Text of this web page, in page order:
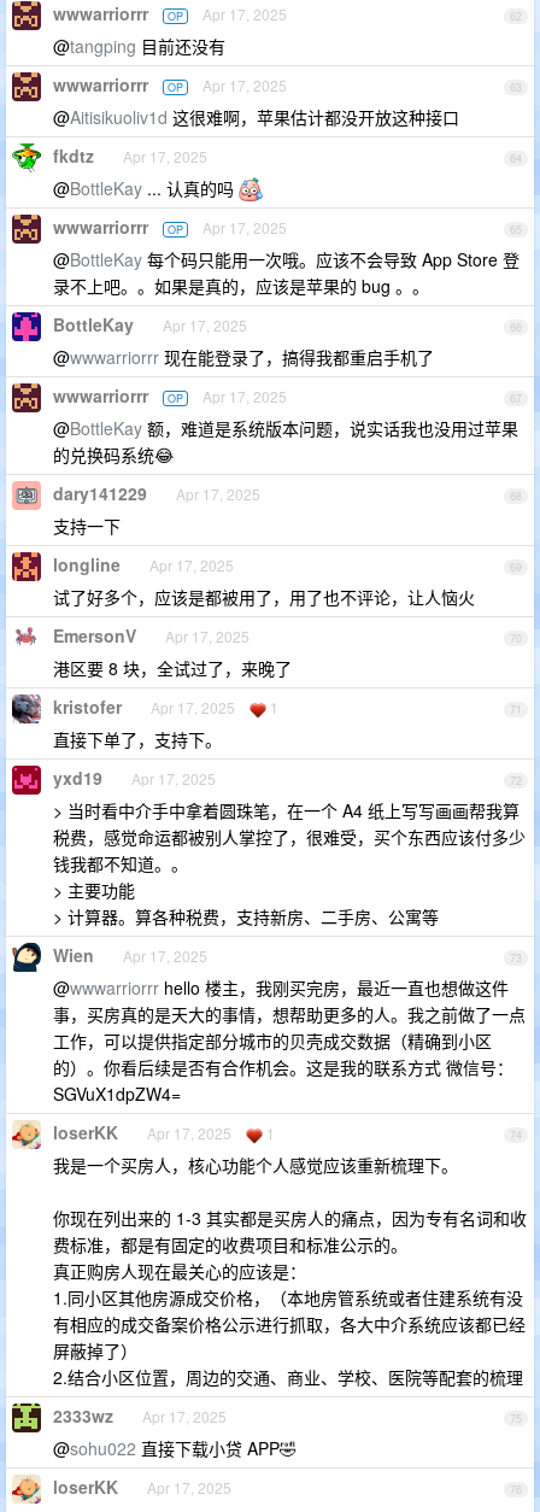
62
wwwarriorrr OP Apr 17, 2025
@tangping 目前还没有
63
wwwarriorrr OP Apr 17, 2025
@Aitisikuoliv1d 这很难啊，苹果估计都没开放这种接口
64
fkdtz Apr 17, 2025
@BottleKay ... 认真的吗
65
wwwarriorrr OP Apr 17, 2025
@BottleKay 每个码只能用一次哦。应该不会导致 App Store 登
录不上吧。。如果是真的，应该是苹果的 bug 。。
66
BottleKay Apr 17, 2025
@wwwarriorrr 现在能登录了，搞得我都重启手机了
67
wwwarriorrr OP Apr 17, 2025
@BottleKay 额，难道是系统版本问题，说实话我也没用过苹果
的兑换码系统😂
68
dary141229 Apr 17, 2025
支持一下
69
longline Apr 17, 2025
试了好多个，应该是都被用了，用了也不评论，让人恼火
70
EmersonV Apr 17, 2025
港区要 8 块，全试过了，来晚了
71
kristofer Apr 17, 2025 1
直接下单了，支持下。
72
yxd19 Apr 17, 2025
> 当时看中介手中拿着圆珠笔，在一个 A4 纸上写写画画帮我算
税费，感觉命运都被别人掌控了，很难受，买个东西应该付多少
钱我都不知道。。
> 主要功能
> 计算器。算各种税费，支持新房、二手房、公寓等
73
Wien Apr 17, 2025
@wwwarriorrr hello 楼主，我刚买完房，最近一直也想做这件
事，买房真的是天大的事情，想帮助更多的人。我之前做了一点
工作，可以提供指定部分城市的贝壳成交数据（精确到小区
的）。你看后续是否有合作机会。这是我的联系方式 微信号：
SGVuX1dpZW4=
74
loserKK Apr 17, 2025 1
我是一个买房人，核心功能个人感觉应该重新梳理下。
你现在列出来的 1-3 其实都是买房人的痛点，因为专有名词和收
费标准，都是有固定的收费项目和标准公示的。
真正购房人现在最关心的应该是：
1.同小区其他房源成交价格，（本地房管系统或者住建系统有没
有相应的成交备案价格公示进行抓取，各大中介系统应该都已经
屏蔽掉了）
2.结合小区位置，周边的交通、商业、学校、医院等配套的梳理
75
2333wz Apr 17, 2025
@sohu022 直接下载小贷 APP🤣
76
loserKK Apr 17, 2025